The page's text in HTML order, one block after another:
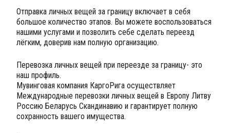
Отправка личных вещей за границу включает в себя
большое количество этапов. Вы можете воспользоваться
нашими услугами и позволить себе сделать переезд
лёгким, доверив нам полную организацию.
Перевозка личных вещей при переезде за границу- это
наш профиль.
Мувинговая компания КаргоРига осуществляет
Международные перевозки личных вещей в Европу Литву
Россию Беларусь Скандинавию и гарантирует полную
сохранность вашего имущества.